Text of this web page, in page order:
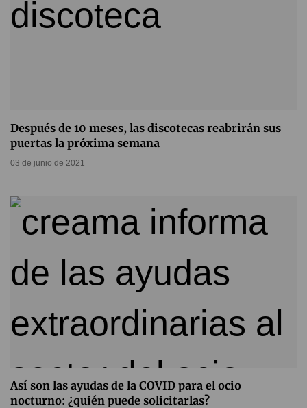
Después de 10 meses, las discotecas reabrirán sus
puertas la próxima semana
03 de junio de 2021
Así son las ayudas de la COVID para el ocio
nocturno: ¿quién puede solicitarlas?